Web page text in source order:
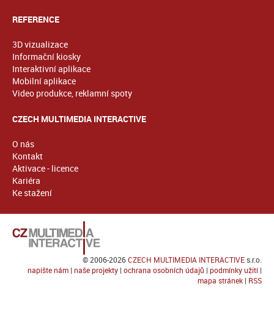
REFERENCE
3D vizualizace
Informační kiosky
Interaktivní aplikace
Mobilní aplikace
Video produkce, reklamní spoty
CZECH MULTIMEDIA INTERACTIVE
O nás
Kontakt
Aktivace - licence
Kariéra
Ke stažení
© 2006-2026CZECH MULTIMEDIA INTERACTIVEs.r.o.
napište nám | naše projekty | ochrana osobních údajů | podmínky užití |
mapa stránek | RSS